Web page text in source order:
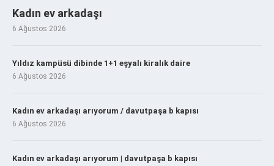
Kadın ev arkadaşı
6 Ağustos 2026
Yıldız kampüsü dibinde 1+1 eşyalı kiralık daire
6 Ağustos 2026
Kadın ev arkadaşı arıyorum / davutpaşa b kapısı
6 Ağustos 2026
Kadın ev arkadaşı arıyorum | davutpaşa b kapısı